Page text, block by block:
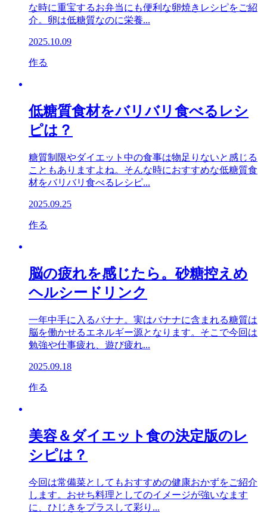
な時に重宝するお弁当にも便利な卵焼きレシピをご紹
介。卵は低糖質なのに栄養...
2025.10.09
作る
低糖質食材をバリバリ食べるレシ
ピは？
糖質制限やダイエット中の食事は物足りないと感じる
こともありますよね。そんな時におすすめな低糖質食
材をバリバリ食べるレシピ...
2025.09.25
作る
脳の疲れを感じたら。砂糖控えめ
ヘルシードリンク
一年中手に入るバナナ。実はバナナに含まれる糖質は
脳を働かせるエネルギー源となります。そこで今回は
勉強や仕事疲れ、遊び疲れ...
2025.09.18
作る
美容＆ダイエット食の決定版のレ
シピは？
今回は常備菜としてもおすすめの健康おかずをご紹介
します。おせち料理としてのイメージが強いなます
に、ひじきをプラスして彩り...